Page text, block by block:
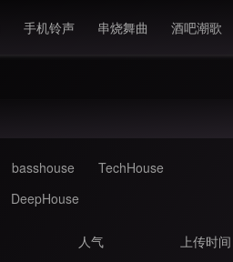
手机铃声 串烧舞曲 酒吧潮歌
basshouse
TechHouse
DeepHouse
人气
上传时间